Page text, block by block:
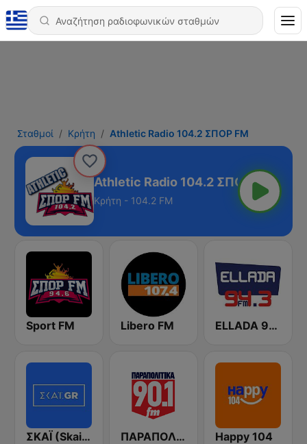
Σταθμοί Κρήτη Athletic Radio 104.2 ΣΠΟΡ FM
Athletic Radio 104.2 ΣΠΟΡ FM
Κρήτη - 104.2 FM
Sport FM Libero FM ELLADA 94.3 FM
ΣΚΑΪ (Skai Radio 100.3) ΠΑΡΑΠΟΛΙΤΙΚΑ 90.1 FM Happy 104